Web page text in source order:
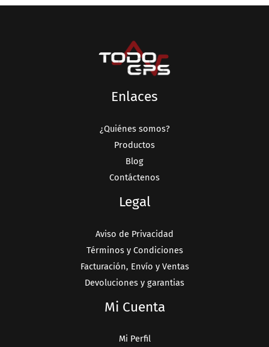
Enlaces
¿Quiénes somos?
Productos
Blog
Contáctenos
Legal
Aviso de Privacidad
Términos y Condiciones
Facturación, Envío y Ventas
Devoluciones y garantias
Mi Cuenta
Mi Perfil